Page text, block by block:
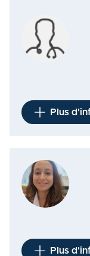
Plus
Plus